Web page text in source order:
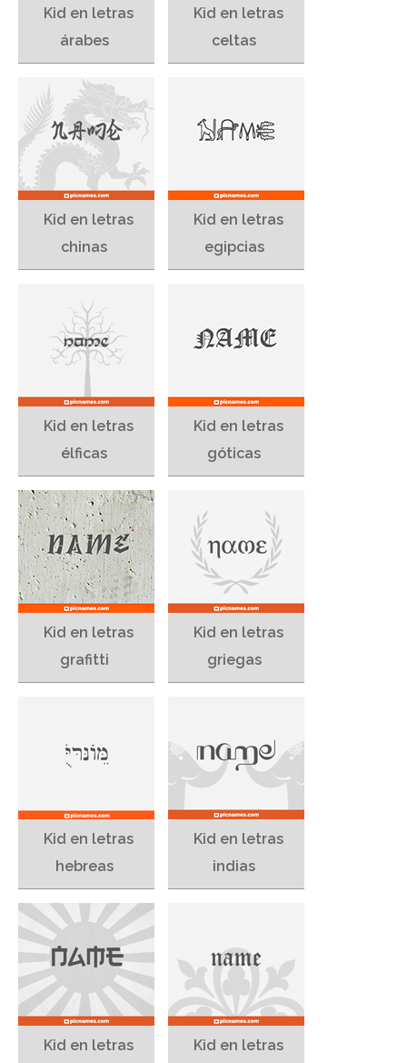
Kid en letras
árabes
Kid en letras
celtas
Kid en letras
chinas
Kid en letras
egipcias
Kid en letras
élficas
Kid en letras
góticas
Kid en letras
grafitti
Kid en letras
griegas
Kid en letras
hebreas
Kid en letras
indias
Kid en letras Kid en letras